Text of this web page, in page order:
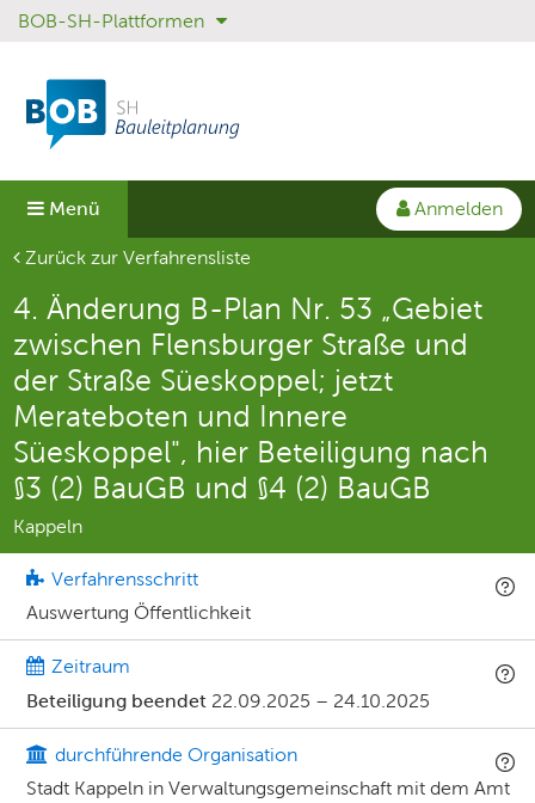
Sprungmenü
Direkt
Hauptnavigation
springen
Direkt
Inhalt
springen
BOB-SH-Plattformen
Menü
Anmelden
Aktuelle Seite
Zurück zur Verfahrensliste
4. Änderung B-Plan Nr. 53 „Gebiet
zwischen Flensburger Straße und
der Straße Süeskoppel; jetzt
Merateboten und Innere
Süeskoppel", hier Beteiligung nach
§3 (2) BauGB und §4 (2) BauGB
Kappeln
Verfahrensschritt
Auswertung Öffentlichkeit
Zeitraum
Beteiligung beendet 22.09.2025 – 24.10.2025
durchführende Organisation
Stadt Kappeln in Verwaltungsgemeinschaft mit dem Amt